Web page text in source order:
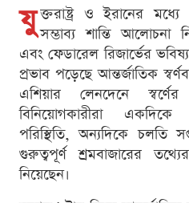
যু ক্তরাষ্ট্র ও ইরানের
সম্ভাব্য শান্তি আলোচনা
এবং ফেডারেল রিজার্ভের
প্রভাব পড়েছে আন্তর্জাতিক
এশিয়ার লেনদেনে
বিনিয়োগকারীরা একদিকে
পরিস্থিতি, অন্যদিকে চলতি
গুরুত্বপূর্ণ শ্রমবাজারের
নিয়েছেন।